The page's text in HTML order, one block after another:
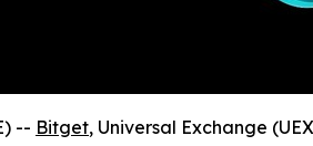
-- Bitget, Universal Exchange